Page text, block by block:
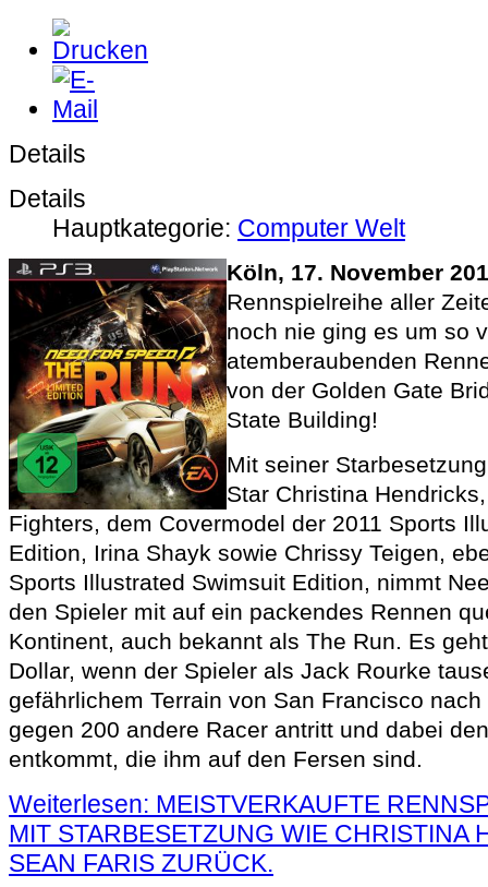
Details
Details
Hauptkategorie: Computer Welt
Köln, 17. November
Rennspielreihe aller
noch nie ging es um so
atemberaubenden
von der Golden Gate
State Building!
Mit seiner
Star Christina
Fighters, dem Covermodel der 2011 Sports
Edition, Irina Shayk sowie Chrissy Teigen,
Sports Illustrated Swimsuit Edition, nimmt
den Spieler mit auf ein packendes Rennen
Kontinent, auch bekannt als The Run. Es
Dollar, wenn der Spieler als Jack Rourke
gefährlichem Terrain von San Francisco
gegen 200 andere Racer antritt und dabei
entkommt, die ihm auf den Fersen sind.
Weiterlesen: MEISTVERKAUFTE
MIT STARBESETZUNG WIE CHRISTINA
SEAN FARIS ZURÜCK.